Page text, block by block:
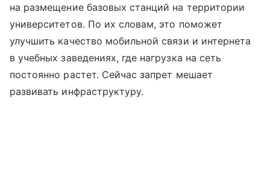
на размещение базовых станций на территории
университетов. По их словам, это поможет
улучшить качество мобильной связи и интернета
в учебных заведениях, где нагрузка на сеть
постоянно растет. Сейчас запрет мешает
развивать инфраструктуру.